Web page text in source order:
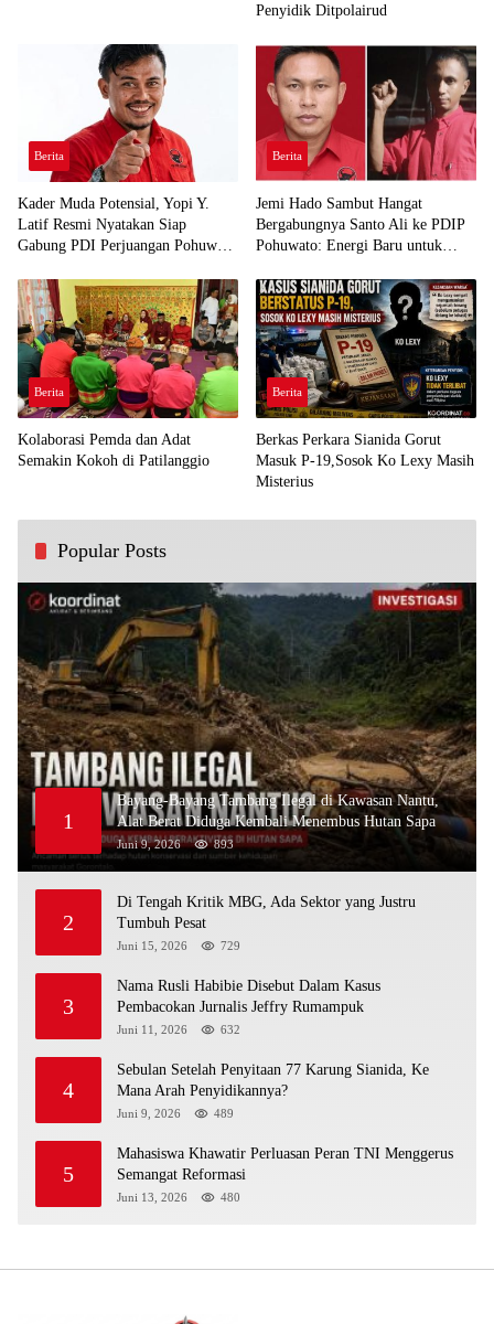
Penyidik Ditpolairud
Berita
Kader Muda Potensial, Yopi Y.
Latif Resmi Nyatakan Siap
Gabung PDI Perjuangan Pohuwato
Berita
Jemi Hado Sambut Hangat
Bergabungnya Santo Ali ke PDIP
Pohuwato: Energi Baru untuk
Berita
Kolaborasi Pemda dan Adat
Semakin Kokoh di Patilanggio
Berita
Berkas Perkara Sianida Gorut
Masuk P-19,Sosok Ko Lexy Masih
Misterius
Popular Posts
1
Bayang-Bayang Tambang Ilegal di Kawasan Nantu,
Alat Berat Diduga Kembali Menembus Hutan Sapa
Juni 9, 2026 893
2
Di Tengah Kritik MBG, Ada Sektor yang Justru
Tumbuh Pesat
Juni 15, 2026 729
3
Nama Rusli Habibie Disebut Dalam Kasus
Pembacokan Jurnalis Jeffry Rumampuk
Juni 11, 2026 632
4
Sebulan Setelah Penyitaan 77 Karung Sianida, Ke
Mana Arah Penyidikannya?
Juni 9, 2026 489
5
Mahasiswa Khawatir Perluasan Peran TNI Menggerus
Semangat Reformasi
Juni 13, 2026 480